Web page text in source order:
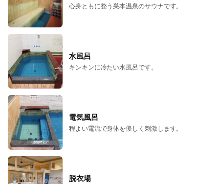
心身ともに整う巣本温泉のサウナです。
水風呂
キンキンに冷たい水風呂です。
電気風呂
程よい電流で身体を優しく刺激します。
脱衣場